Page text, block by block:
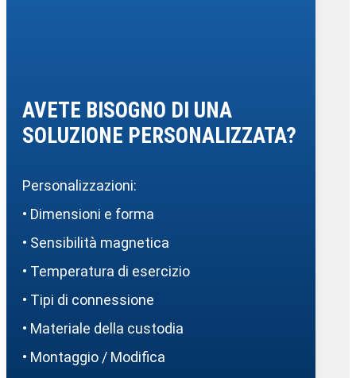
AVETE BISOGNO DI UNA
SOLUZIONE PERSONALIZZATA?
Personalizzazioni:
• Dimensioni e forma
• Sensibilità magnetica
• Temperatura di esercizio
• Tipi di connessione
• Materiale della custodia
• Montaggio / Modifica